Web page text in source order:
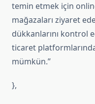
temin etmek için
mağazaları ziyaret
dükkanlarını kontrol
ticaret
mümkün.”
},